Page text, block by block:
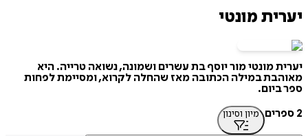
יערית מונטי
יערית מונטי מור יוסף בת עשרים ושמונה, נשואה טרייה. היא
מאוהבת במילה הכתובה מאז שהחלה לקרוא, ומסיימת לפחות
ספר ביום.
2 ספרים
מיון וסינון